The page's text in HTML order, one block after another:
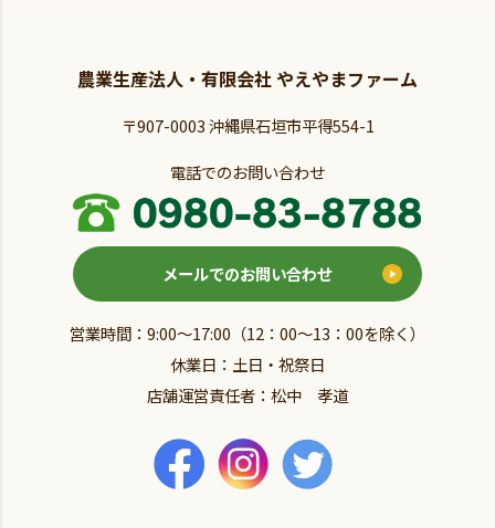
農業生産法人・有限会社 やえやまファーム
〒907-0003 沖縄県石垣市平得554-1
電話でのお問い合わせ
メールでのお問い合わせ
営業時間：9:00～17:00（12：00～13：00を除く）
休業日：土日・祝祭日
店舗運営責任者：松中 孝道